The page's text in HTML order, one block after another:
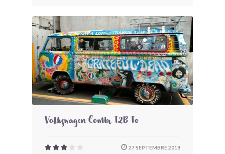
Volkswagen Combi T2B To
27 SEPTEMBRE 2018